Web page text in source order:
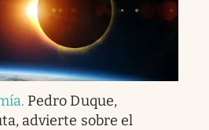
. Pedro Duque,
advierte sobre el